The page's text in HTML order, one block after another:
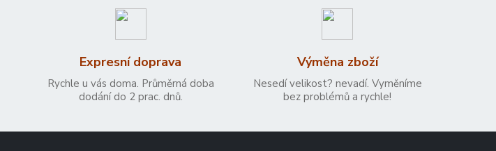
Expresní doprava
Rychle u vás doma. Průměrná doba
dodání do 2 prac. dnů.
Výměna zboží
Nesedí velikost? nevadí. Vyměníme
bez problémů a rychle!